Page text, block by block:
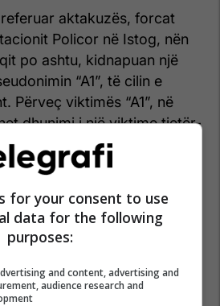
aktakuzës, forcat
Policor në Istog, nën
po ashtu, kidnapuan një
“A1”, të cilin e
Përveç viktimës “A1”, në
dhunimi i një viktime tjetër-
po ashtu akuzohen për
në Komunën e Istogut.
for your consent to use
data for the following
purposes:
and content, advertising and
audience research and